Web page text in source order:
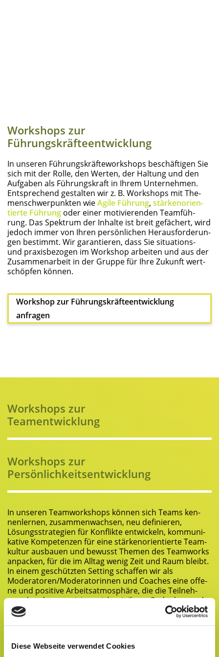
Diese Webseite verwendet Cookies
Work­shops zur
Führungskräfteentwicklung
In unse­ren Füh­rungs­kräf­te­work­shops beschäf­ti­gen Sie
sich mit der Rol­le, den Wer­ten, der Hal­tung und den
Auf­ga­ben als Füh­rungs­kraft in Ihrem Unter­neh­men.
Ent­spre­chend gestal­ten wir z. B. Work­shops mit The­
men­schwer­punk­ten wieAgi­le Füh­rung, stär­ken­ori­en­
tier­te Füh­rung oder einer moti­vie­ren­den Team­füh­
rung. Das Spek­trum der Inhal­te ist breit gefä­chert, wird
jedoch immer von Ihren per­sön­li­chen Her­aus­for­de­run­
gen bestimmt. Wir garan­tie­ren, dass Sie situa­tions-
und pra­xis­be­zo­gen im Work­shop arbei­ten und aus der
Zusam­men­ar­beit in der Grup­pe für Ihre Zukunft wert­
schöp­fen können.
Work­shop zur Füh­rungs­kräf­te­ent­wick­lung
anfragen
Work­shops zur
Team­ent­wick­lung
Work­shops zur
Persönlichkeitsentwicklung
In unse­ren Team­work­shops kön­nen sich Teams ken­
nen­ler­nen, zusam­men­wach­sen, neu defi­nie­ren,
Lösungs­stra­te­gien für Kon­flik­te ent­wi­ckeln, kom­mu­ni­
ka­ti­ve Kom­pe­ten­zen für eine stär­ken­ori­en­tier­te Team­
kul­tur aus­bau­en und bewusst The­men des Team­works
anpa­cken, für die im All­tag wenig Zeit und Raum bleibt.
In einem geschütz­ten Set­ting schaf­fen wir als
Moderatoren/Moderatorinnen und Coa­ches eine offe­
ne und posi­ti­ve Arbeits­at­mo­sphä­re, die die Teil­neh­
men­den dazu moti­viert, sich mit Ihren Gedan­ken und
Ideen einzubringen.